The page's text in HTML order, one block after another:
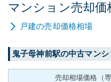
マンション売却価
戸建の売却価格相場
鬼子母神前駅の中古マン
売却相場価格（